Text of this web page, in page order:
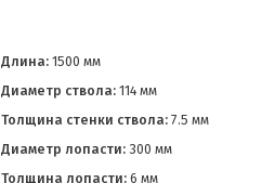
Длина:1500 мм
Диаметр ствола:114 мм
Толщина стенки ствола:7.5 мм
Диаметр лопасти:300 мм
Толщина лопасти:6 мм